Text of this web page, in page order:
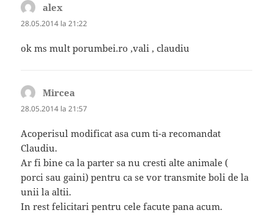
alex
28.05.2014 la 21:22
ok ms mult porumbei.ro ,vali , claudiu
Mircea
28.05.2014 la 21:57
Acoperisul modificat asa cum ti-a recomandat
Claudiu.
Ar fi bine ca la parter sa nu cresti alte animale (
porci sau gaini) pentru ca se vor transmite boli de la
unii la altii.
In rest felicitari pentru cele facute pana acum.